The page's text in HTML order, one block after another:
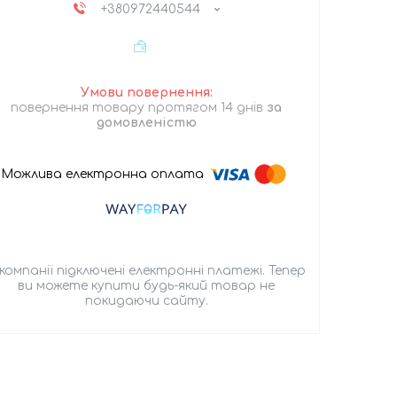
+380972440544
повернення товару протягом 14 днів за
домовленістю
підключені електронні платежі. Тепер
ви можете купити будь-який товар не
покидаючи сайту.